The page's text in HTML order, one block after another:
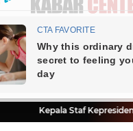
FacebookInstagram
Twitter
Redaksi Sitemap Hubungi
Kepala Staf
Copyright ©